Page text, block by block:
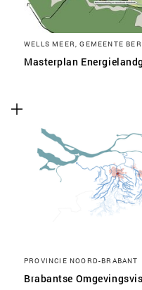
WELLS MEER, GEMEENTE
Masterplan
PROVINCIE NOORD-BRABANT
Brabantse